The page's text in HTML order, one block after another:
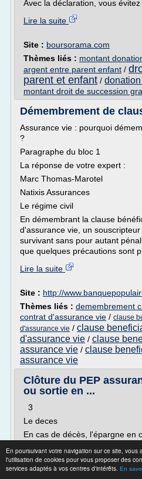
En poursuivant votre navigation sur ce site, vous
l'utilisation de cookies pour vous proposer des
services adaptés à vos centres d'intérêts. En
Avec la déclaration, vous évitez
Lire la suite
Site : boursorama.com
Thèmes liés : montant
argent entre parent enfant /
parent et enfant /
montant droit de succession
Démembrement de
Assurance vie : pourquoi
?
Paragraphe du bloc 1
La réponse de votre expert :
Marc Thomas-Marotel
Natixis Assurances
Le régime civil
En démembrant la clause
d'assurance vie, un
survivant sans pour autant
que quelques précautions sont
Lire la suite
Site : http://
Thèmes liés : demembrement
contrat d'assurance vie / clause
d'assurance vie / clause
d'assurance vie / clause
assurance vie / clause
assurance vie
Clôture du PEP
ou sortie en ...
3
Le deces
En cas de décès, l'épargne en
bénéficiaires désignés, en
LE PRINCIPE DE LA
En cas de décès du ou des